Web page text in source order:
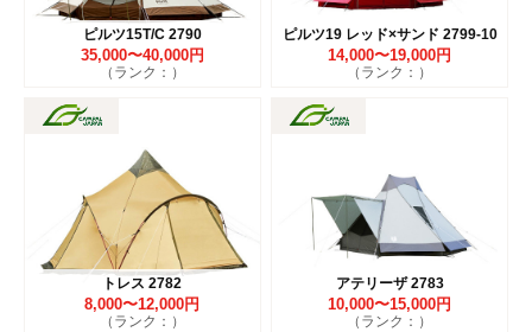
ピルツ15T/C 2790
35,000〜40,000円
（ランク：）
ピルツ19 レッド×サンド 2799-10
14,000〜19,000円
（ランク：）
トレス 2782
8,000〜12,000円
（ランク：）
アテリーザ 2783
10,000〜15,000円
（ランク：）